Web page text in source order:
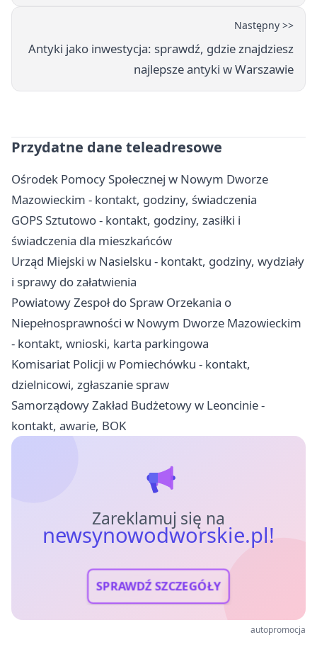
Następny >>
Antyki jako inwestycja: sprawdź, gdzie znajdziesz
najlepsze antyki w Warszawie
Przydatne dane teleadresowe
Ośrodek Pomocy Społecznej w Nowym Dworze
Mazowieckim - kontakt, godziny, świadczenia
GOPS Sztutowo - kontakt, godziny, zasiłki i
świadczenia dla mieszkańców
Urząd Miejski w Nasielsku - kontakt, godziny, wydziały
i sprawy do załatwienia
Powiatowy Zespoł do Spraw Orzekania o
Niepełnosprawności w Nowym Dworze Mazowieckim
- kontakt, wnioski, karta parkingowa
Komisariat Policji w Pomiechówku - kontakt,
dzielnicowi, zgłaszanie spraw
Samorządowy Zakład Budżetowy w Leoncinie -
kontakt, awarie, BOK
Zareklamuj się na
newsynowodworskie.pl!
SPRAWDŹ SZCZEGÓŁY
autopromocja